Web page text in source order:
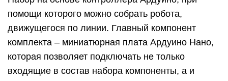
помощи которого можно собрать робота,
движущегося по линии. Главный компонент
комплекта – миниатюрная плата Ардуино Нано,
которая позволяет подключать не только
входящие в состав набора компоненты, а и